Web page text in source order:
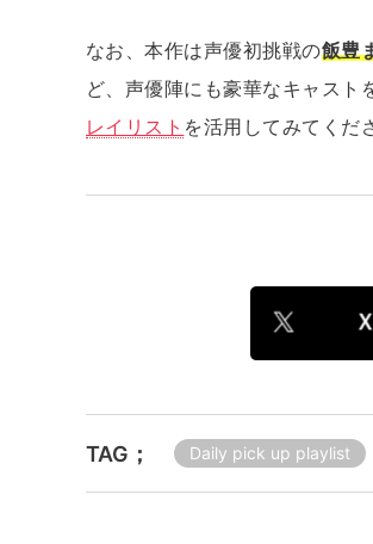
なお、本作は声優初挑戦の飯豊
ど、声優陣にも豪華なキャスト
レイリスト を活用してみてくだ
TAG； Daily pick up playlist